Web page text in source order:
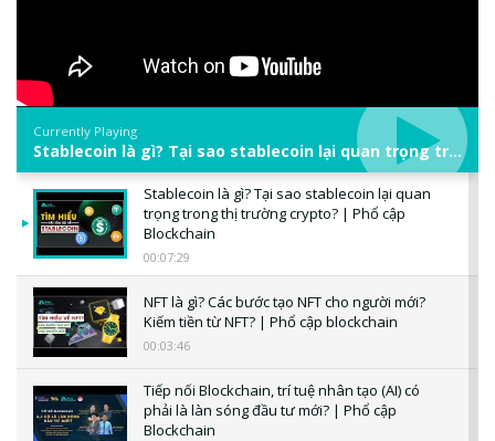
Currently Playing
Stablecoin là gì? Tại sao stablecoin lại quan trọng trong thị trường crypto? | Phổ cập Blockchain
Stablecoin là gì? Tại sao stablecoin lại quan
trọng trong thị trường crypto? | Phổ cập
Blockchain
00:07:29
NFT là gì? Các bước tạo NFT cho người mới?
Kiếm tiền từ NFT? | Phổ cập blockchain
00:03:46
Tiếp nối Blockchain, trí tuệ nhân tạo (AI) có
phải là làn sóng đầu tư mới? | Phổ cập
Blockchain